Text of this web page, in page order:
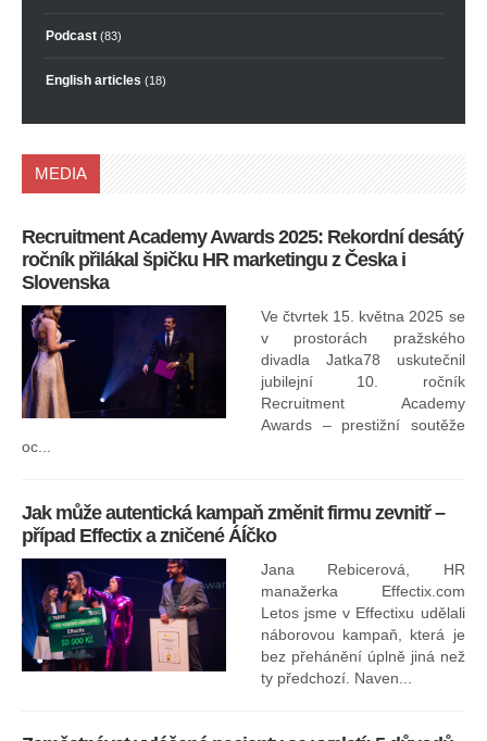
Podcast (83)
English articles (18)
MEDIA
Recruitment Academy Awards 2025: Rekordní desátý
ročník přilákal špičku HR marketingu z Česka i
Slovenska
Ve čtvrtek 15. května 2025 se
v prostorách pražského
divadla Jatka78 uskutečnil
jubilejní 10. ročník
Recruitment Academy
Awards – prestižní soutěže
oc...
Jak může autentická kampaň změnit firmu zevnitř –
případ Effectix a zničené ÁÍčko
Jana Rebicerová, HR
manažerka Effectix.com
Letos jsme v Effectixu udělali
náborovou kampaň, která je
bez přehánění úplně jiná než
ty předchozí. Naven...